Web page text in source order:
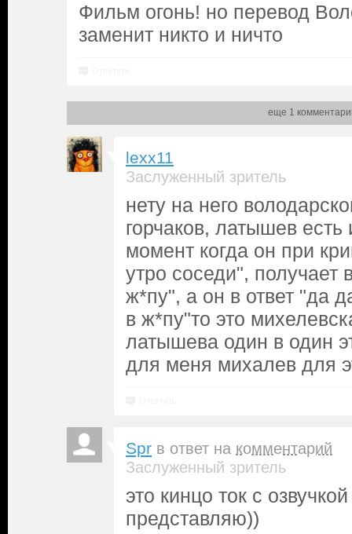
Фильм огонь! но перевод
заменит никто и ничто
еще 1
lexx11
Заслуженный зритель
нету на него
горчаков, латышев
момент когда он при
утро соседи", получает
ж*пу", а он в ответ "да
в ж*пу"то это
латышева один в один
для меня михалев для
Spr в ответ на комментарий
Заслуженный зритель
это кинцо ток с
представляю))